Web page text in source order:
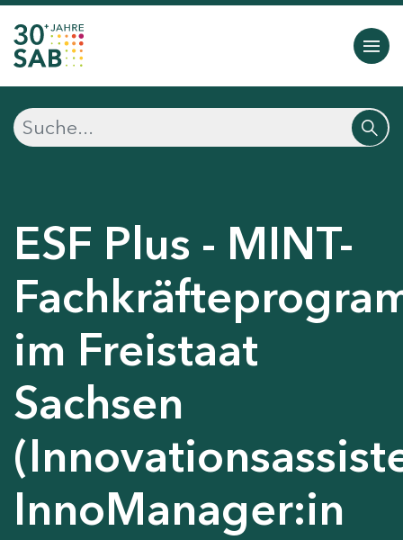
ESF Plus - MINT-
im Freistaat
Sachsen
InnoManager:in